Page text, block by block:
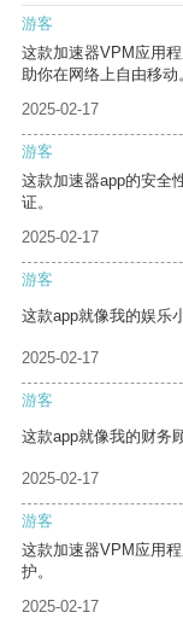
游客
这款加速器VPM应用
助你在网络上自由移动
2025-02-17
游客
这款加速器app的安全
证。
2025-02-17
游客
这款app就像我的娱乐
2025-02-17
游客
这款app就像我的财务
2025-02-17
游客
这款加速器VPM应用
护。
2025-02-17